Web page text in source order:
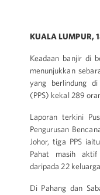
KUALA LUMPUR,
Keadaan banjir di
menunjukkan
yang berlindung
(PPS) kekal 289
Laporan terkini
Pengurusan
Johor, tiga PPS
Pahat masih
daripada 22
Di Pahang dan